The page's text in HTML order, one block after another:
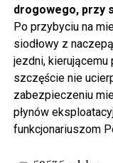
drogowego, przy
Po przybyciu na
siodłowy z
jezdni, kierującemu
szczęście nie
zabezpieczeniu
płynów
funkcjonariuszom